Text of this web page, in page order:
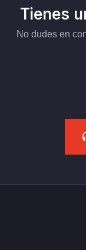
Tienes
No dudes en